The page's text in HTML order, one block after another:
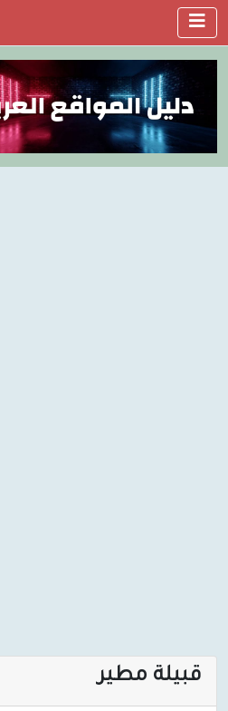
قبيلة مطير